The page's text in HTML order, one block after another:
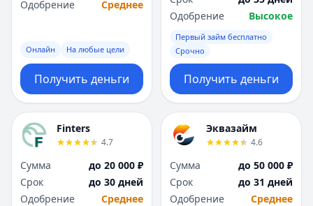
Одобрение
Среднее
Онлайн На любые цели
Получить деньги
Одобрение
Высокое
Первый займ бесплатно
Срочно
Получить деньги
Finters
4.7
Сумма
до 20 000 ₽
Срок
до 30 дней
Одобрение
Среднее
Эквазайм
4.6
Сумма
до 50 000 ₽
Срок
до 31 дней
Одобрение
Среднее